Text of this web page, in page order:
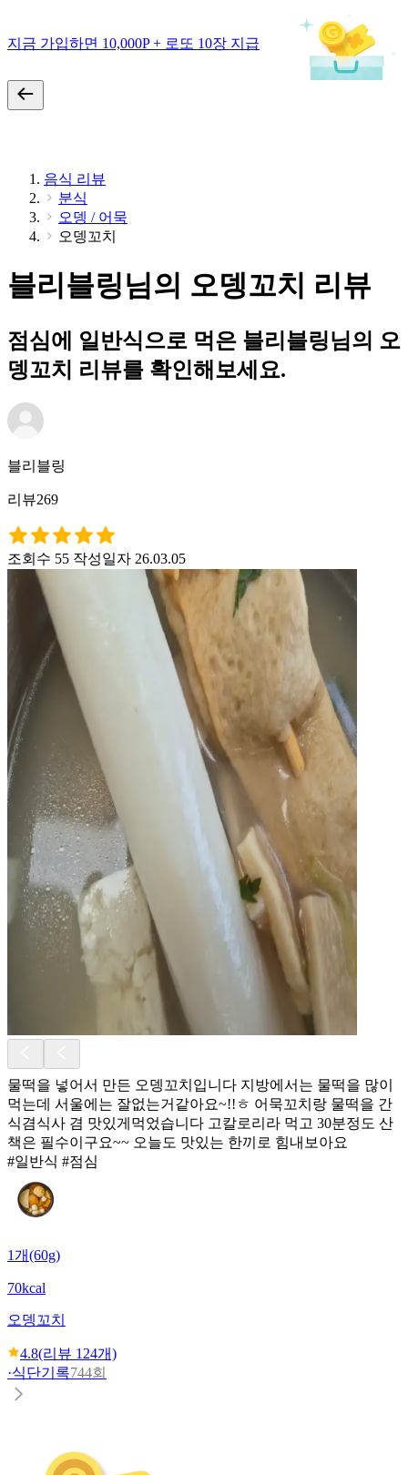
지금 가입하면 10,000P + 로또 10장 지급
음식 리뷰
분식
오뎅 / 어묵
오뎅꼬치
블리블링님의 오뎅꼬치 리뷰
점심에 일반식으로 먹은 블리블링님의 오
뎅꼬치 리뷰를 확인해보세요.
블리블링
리뷰269
조회수 55 작성일자 26.03.05
물떡을 넣어서 만든 오뎅꼬치입니다 지방에서는 물떡을 많이
먹는데 서울에는 잘없는거같아요~!!ㅎ 어묵꼬치랑 물떡을 간
식겸식사 겸 맛있게먹었습니다 고칼로리라 먹고 30분정도 산
책은 필수이구요~~ 오늘도 맛있는 한끼로 힘내보아요
#일반식 #점심
1개(60g)
70kcal
오뎅꼬치
4.8(리뷰 124개)
·식단기록744회